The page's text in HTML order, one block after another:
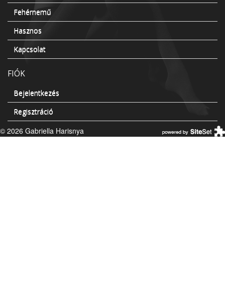
Fehérnemű
Hasznos
Kapcsolat
FIÓK
Bejelentkezés
Regisztráció
© 2026 Gabriella Harisnya